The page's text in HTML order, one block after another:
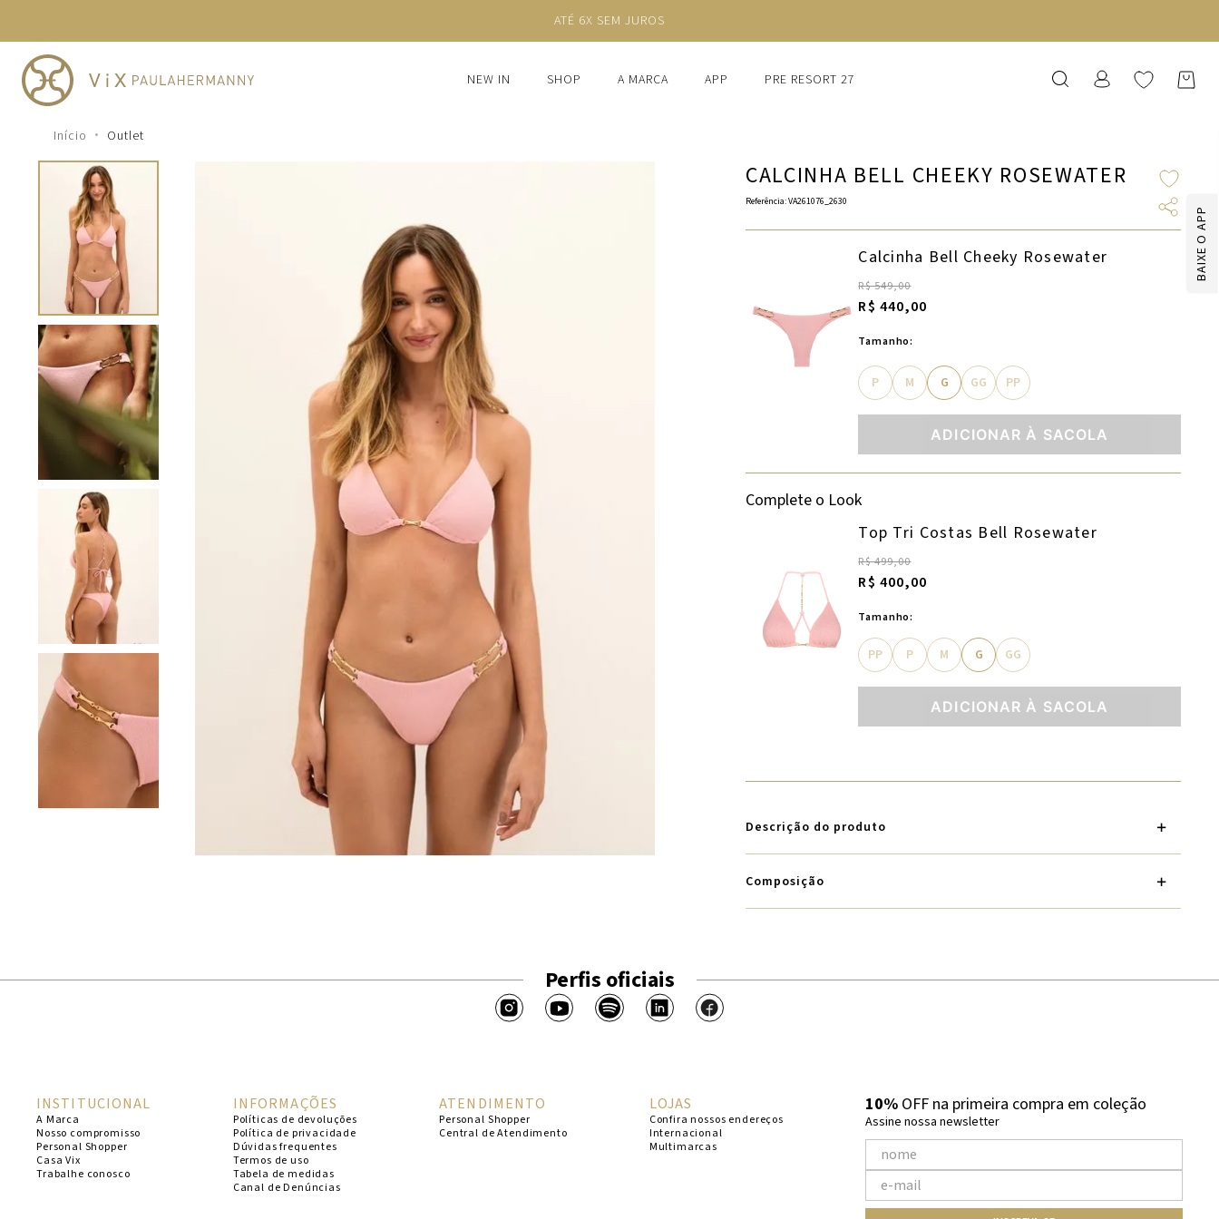
BAIXE O APP
ATÉ 6X SEM JUROS
NEW IN SHOP A MARCA APP PRE RESORT 27
Outlet
CALCINHA BELL CHEEKY ROSEWATER
Referência:VA261076_2630
Calcinha Bell Cheeky Rosewater
R$ 549,00
R$ 440,00
Tamanho:
P M G GG PP
ADICIONAR À SACOLA
Complete o Look
Top Tri Costas Bell Rosewater
R$ 499,00
R$ 400,00
Tamanho:
PP P M G GG
ADICIONAR À SACOLA
Descrição do produto
Composição
Perfis oficiais
INSTITUCIONAL
A Marca
Nosso compromisso
Personal Shopper
Casa Vix
Trabalhe conosco
INFORMAÇÕES
Políticas de devoluções
Política de privacidade
Dúvidas frequentes
Termos de uso
Tabela de medidas
Canal de Denúncias
ATENDIMENTO
Personal Shopper
Central de Atendimento
LOJAS
Confira nossos endereços
Internacional
Multimarcas
10%OFF na primeira compra em coleção
Assine nossa newsletter
cheeky
2º
vestido
biquini
vestido curto
calcinha
saida
top tri